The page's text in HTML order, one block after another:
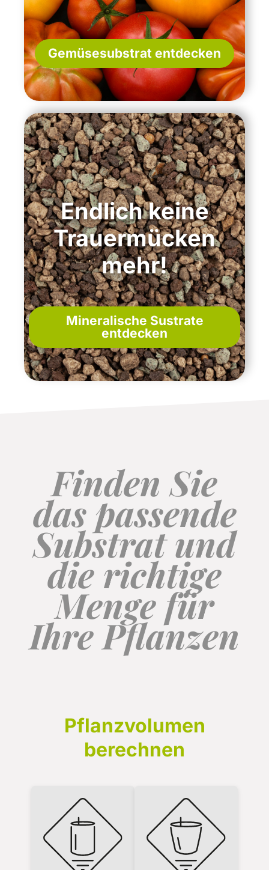
Gemüsesubstrat entdecken
Endlich keine
Trauermücken
mehr!
Mineralische Sustrate
entdecken
Finden Sie
das passende
Substrat und
die richtige
Menge für
Ihre Pflanzen
Pflanzvolumen
berechnen
Pflanzvolumen
berechnen